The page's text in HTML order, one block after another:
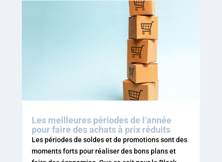
Les meilleures périodes de l’année
pour faire des achats à prix réduits
Les périodes de soldes et de promotions sont des
moments forts pour réaliser des bons plans et